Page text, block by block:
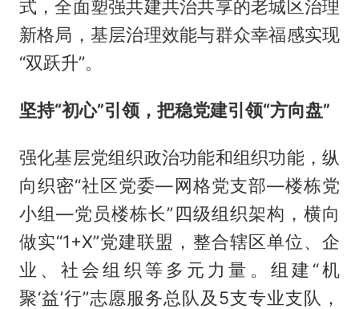
式，全面塑强共建共治共享的老城区治理
新格局，基层治理效能与群众幸福感实现
“双跃升”。
坚持“初心”引领，把稳党建引领“方向盘”
强化基层党组织政治功能和组织功能，纵
向织密“社区党委—网格党支部—楼栋党
小组—党员楼栋长”四级组织架构，横向
做实“1+X”党建联盟，整合辖区单位、企
业、社会组织等多元力量。组建“机
聚‘益’行”志愿服务总队及5支专业支队，